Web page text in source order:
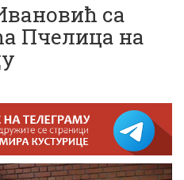
са
Пчелица на